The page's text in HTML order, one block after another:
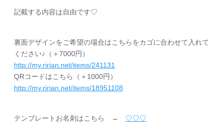
記載する内容は自由です♡
裏面デザインをご希望の場合はこちらをカゴに合わせて入れて
ください♪（＋7000円）
http://my.ririan.net/items/241131
QRコードはこちら（＋1000円）
http://my.ririan.net/items/18951108
テンプレートお名刺はこちら → ♡♡♡